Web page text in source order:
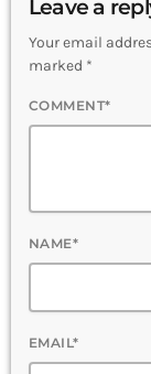
Leave a
Your email
marked *
COMMENT*
NAME*
EMAIL*